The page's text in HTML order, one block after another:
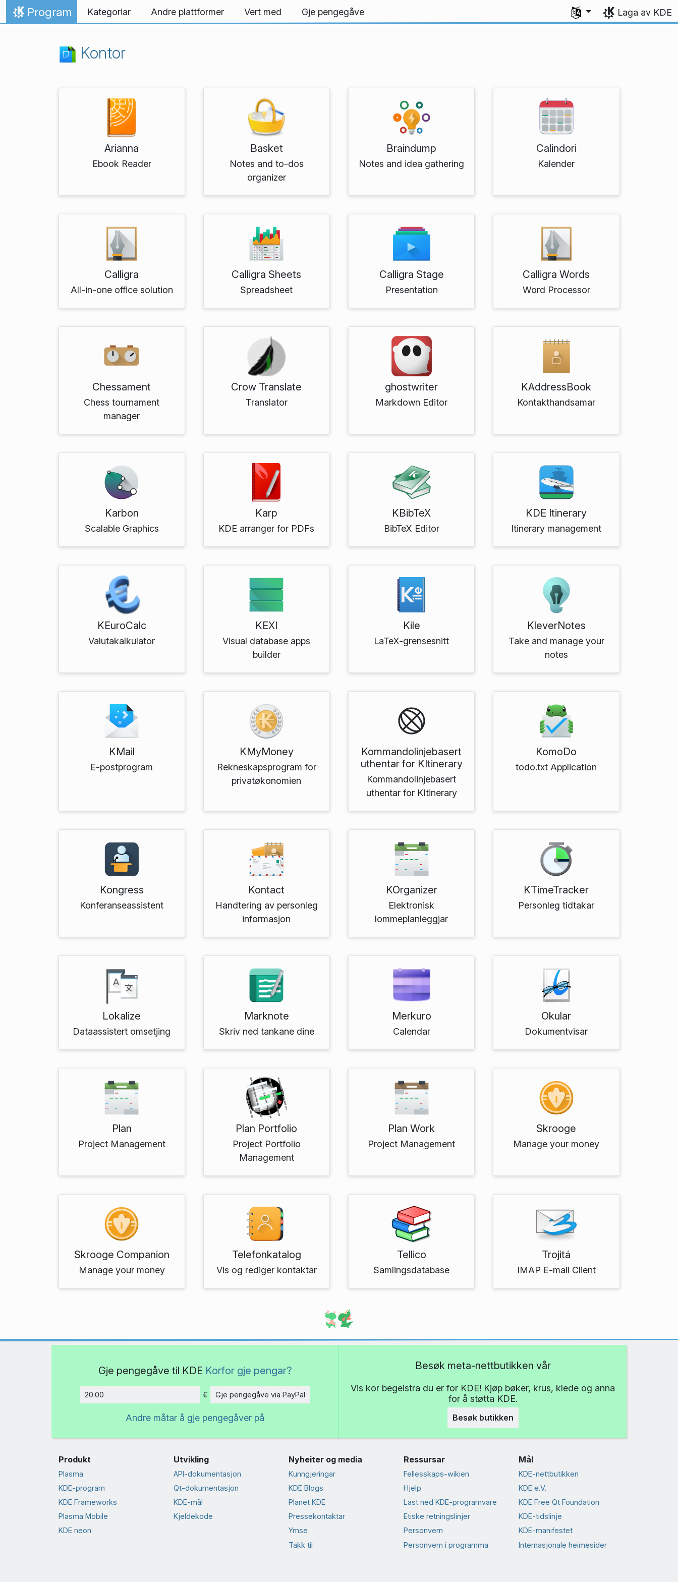
Hopp til innhaldet
Heim
Program Kategoriar Andre plattformer Vert med Gje pengegåve
Vel språk
Laga av KDE
Kontor
Arianna
Ebook Reader
Basket
Notes and to-dos
organizer
Braindump
Notes and idea gathering
Calindori
Kalender
Calligra
All-in-one office solution
Calligra Sheets
Spreadsheet
Calligra Stage
Presentation
Calligra Words
Word Processor
Chessament
Chess tournament
manager
Crow Translate
Translator
ghostwriter
Markdown Editor
KAddressBook
Kontakt­handsamar
Karbon
Scalable Graphics
Karp
KDE arranger for PDFs
KBibTeX
BibTeX Editor
KDE Itinerary
Itinerary management
KEuroCalc
Valutakalkulator
KEXI
Visual database apps
builder
Kile
LaTeX-grensesnitt
KleverNotes
Take and manage your
notes
KMail
E-postprogram
KMyMoney
Rekneskaps­program for
privat­økonomien
Kommandolinje­basert
uthentar for KItinerary
Kommandolinje­basert
uthentar for KItinerary
KomoDo
todo.txt Application
Kongress
Konferanse­assistent
Kontact
Handtering av personleg
informasjon
KOrganizer
Elektronisk
lommeplanleggjar
KTimeTracker
Personleg tidtakar
Lokalize
Dataassistert omsetjing
Marknote
Skriv ned tankane dine
Merkuro
Calendar
Okular
Dokument­visar
Plan
Project Management
Plan Portfolio
Project Portfolio
Management
Plan Work
Project Management
Skrooge
Manage your money
Skrooge Companion
Manage your money
Telefonkatalog
Vis og rediger kontaktar
Tellico
Samlingsdatabase
Trojitá
IMAP E-mail Client
Gje pengegåve til KDE Korfor gje pengar?
Beløp
€ Gje pengegåve via PayPal
Andre måtar å gje pengegåver på
Besøk meta-nettbutikken vår
Vis kor begeistra du er for KDE! Kjøp bøker, krus, klede og anna
for å støtta KDE.
Besøk butikken
Produkt
Plasma
KDE-program
KDE Frameworks
Plasma Mobile
KDE neon
Utvikling
API-dokumentasjon
Qt-dokumentasjon
KDE-mål
Kjeldekode
Nyheiter og media
Kunngjeringar
KDE Blogs
Planet KDE
Presse­kontaktar
Ymse
Takk til
Ressursar
Fellesskaps-wikien
Hjelp
Last ned KDE-programvare
Etiske retningslinjer
Personvern
Personvern i programma
Mål
KDE-nettbutikken
KDE e.V.
KDE Free Qt Foundation
KDE-tidslinje
KDE-manifestet
Internasjonale heimesider